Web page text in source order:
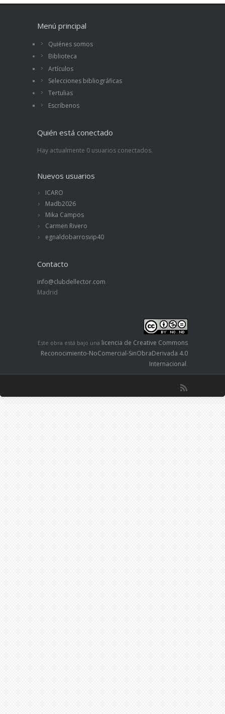
Menú principal
Quiénes somos
Biblioteca
Artículos
Selecciones bibliográficas
Tertulias
Escríbenos
Quién está conectado
Hay actualmente 0 usuarios conectados.
Nuevos usuarios
ICARO
Madb2026
Mika Campos
Carmen Rivero
egnaldobarrosvip40
Contacto
info@clubdellector.com
Madrid
Este obra está bajo una licencia de Creative Commons
Reconocimiento-NoComercial-SinObraDerivada 4.0
Internacional